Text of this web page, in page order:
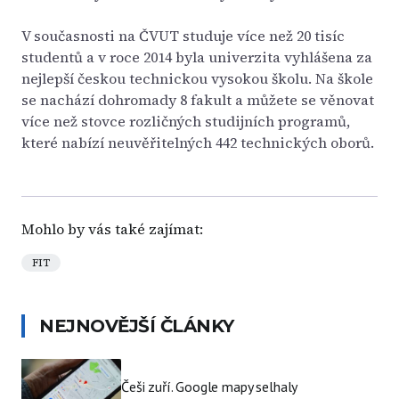
V současnosti na ČVUT studuje více než 20 tisíc
studentů a v roce 2014 byla univerzita vyhlášena za
nejlepší českou technickou vysokou školu. Na škole
se nachází dohromady 8 fakult a můžete se věnovat
více než stovce rozličných studijních programů,
které nabízí neuvěřitelných 442 technických oborů.
Mohlo by vás také zajímat:
FIT
NEJNOVĚJŠÍ ČLÁNKY
Češi zuří. Google mapy selhaly